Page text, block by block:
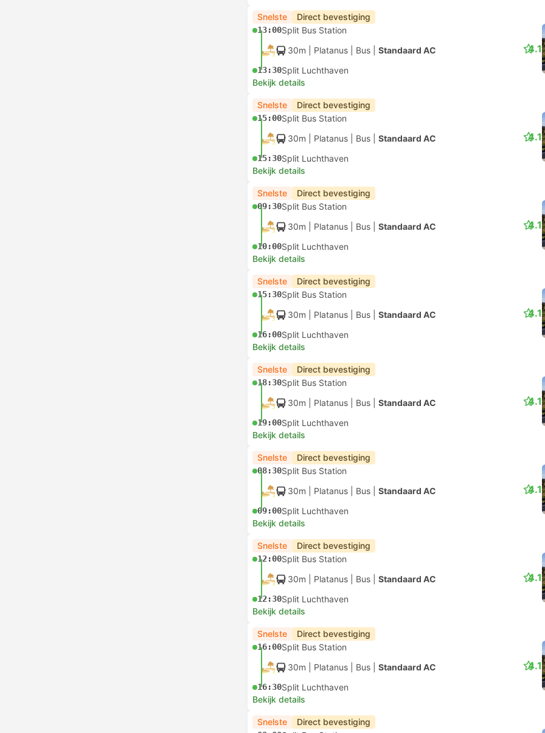
Snelste Direct bevestiging
13:00Split Bus Station
30m | Platanus Bus Standaard AC
13:30Split Luchthaven
4.1
Bekijk details
Snelste Direct bevestiging
15:00Split Bus Station
30m | Platanus Bus Standaard AC
15:30Split Luchthaven
4.1
Bekijk details
Snelste Direct bevestiging
09:30Split Bus Station
30m | Platanus Bus Standaard AC
10:00Split Luchthaven
4.1
Bekijk details
Snelste Direct bevestiging
15:30Split Bus Station
30m | Platanus Bus Standaard AC
16:00Split Luchthaven
4.1
Bekijk details
Snelste Direct bevestiging
18:30Split Bus Station
30m | Platanus Bus Standaard AC
19:00Split Luchthaven
4.1
Bekijk details
Snelste Direct bevestiging
08:30Split Bus Station
30m | Platanus Bus Standaard AC
09:00Split Luchthaven
4.1
Bekijk details
Snelste Direct bevestiging
12:00Split Bus Station
30m | Platanus Bus Standaard AC
12:30Split Luchthaven
4.1
Bekijk details
Snelste Direct bevestiging
16:00Split Bus Station
30m | Platanus Bus Standaard AC
16:30Split Luchthaven
4.1
Bekijk details
Snelste Direct bevestiging